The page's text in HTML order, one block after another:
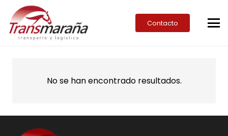
Contacto
No se han encontrado resultados.